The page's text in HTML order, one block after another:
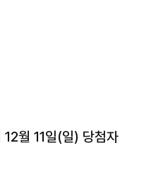
월 11일(일) 당첨자